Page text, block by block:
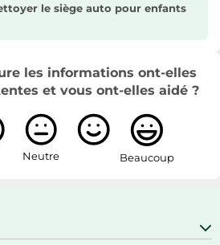
le siège auto pour enfants
les informations ont-elles
et vous ont-elles aidé ?
Neutre Beaucoup